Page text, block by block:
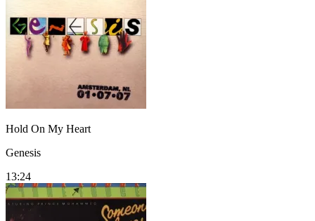
Hold On My Heart
Genesis
13:24